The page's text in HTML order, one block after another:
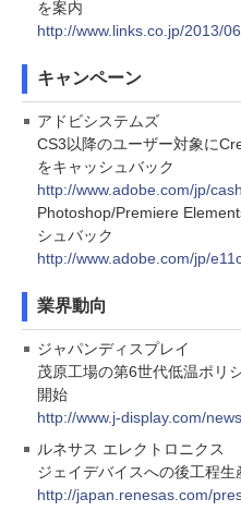
を案内
http://www.links.co.jp/2013/
キャンペーン
アドビシステムズ
CS3以降のユーザー対象に
をキャッシュバック
http://www.adobe.com/jp/
Photoshop/Premiere
シュバック
http://www.adobe.com/jp/
業界動向
ジャパンディスプレイ
茂原工場の第6世代低温ポリ
開始
http://www.j-display.com/
ルネサス エレクトロニクス
ジェイデバイスへの後工程
http://japan.renesas.com/